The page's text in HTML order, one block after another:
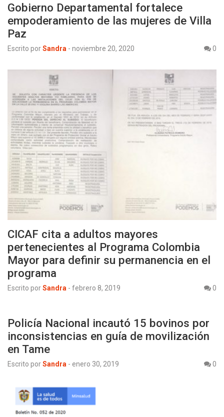
Gobierno Departamental fortalece
empoderamiento de las mujeres de Villa
Paz
Escrito porSandra - noviembre 20, 2020 0
CICAF cita a adultos mayores
pertenecientes al Programa Colombia
Mayor para definir su permanencia en el
programa
Escrito porSandra - febrero 8, 2019 0
Policía Nacional incautó 15 bovinos por
inconsistencias en guía de movilización
en Tame
Escrito porSandra - enero 30, 2019 0